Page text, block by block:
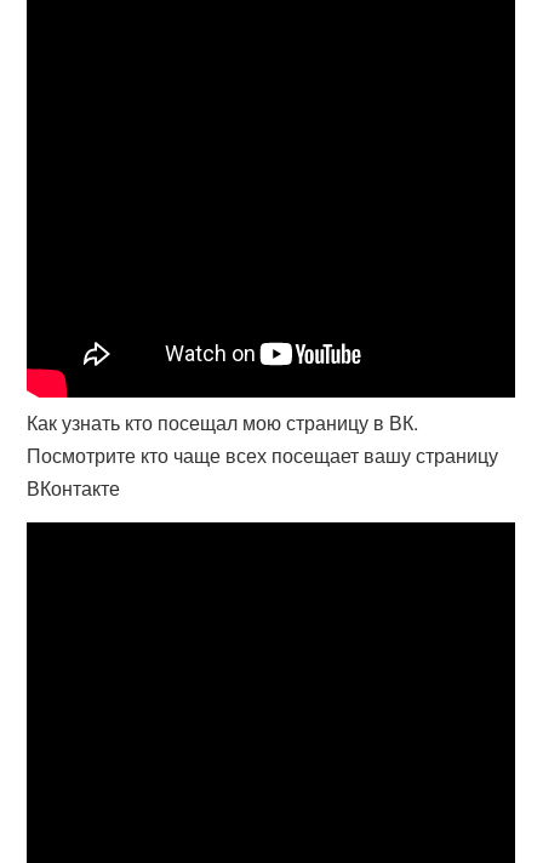
Как узнать кто посещал мою страницу в ВК.
Посмотрите кто чаще всех посещает вашу страницу
ВКонтакте